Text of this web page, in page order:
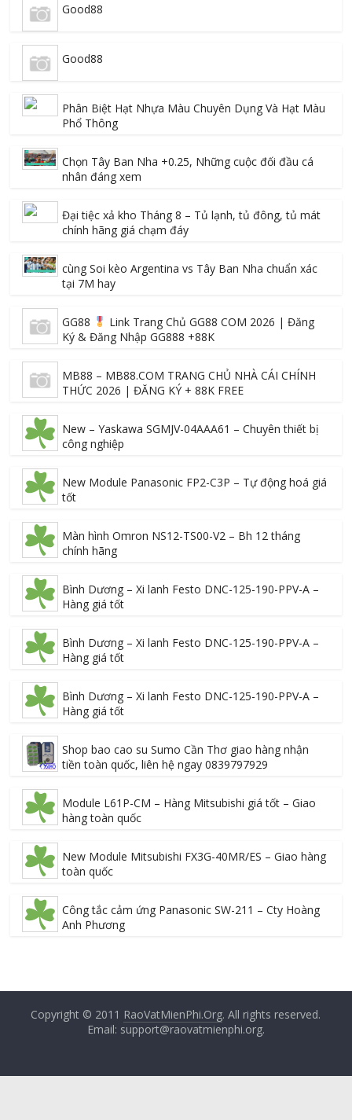
Good88
Good88
Phân Biệt Hạt Nhựa Màu Chuyên Dụng Và Hạt Màu
Phổ Thông
Chọn Tây Ban Nha +0.25, Những cuộc đối đầu cá
nhân đáng xem
Đại tiệc xả kho Tháng 8 – Tủ lạnh, tủ đông, tủ mát
chính hãng giá chạm đáy
cùng Soi kèo Argentina vs Tây Ban Nha chuẩn xác
tại 7M hay
GG88
Link Trang Chủ GG88 COM 2026 | Đăng
Ký & Đăng Nhập GG888 +88K
MB88 – MB88.COM TRANG CHỦ NHÀ CÁI CHÍNH
THỨC 2026 | ĐĂNG KÝ + 88K FREE
New – Yaskawa SGMJV-04AAA61 – Chuyên thiết bị
công nghiệp
New Module Panasonic FP2-C3P – Tự động hoá giá
tốt
Màn hình Omron NS12-TS00-V2 – Bh 12 tháng
chính hãng
Bình Dương – Xi lanh Festo DNC-125-190-PPV-A –
Hàng giá tốt
Bình Dương – Xi lanh Festo DNC-125-190-PPV-A –
Hàng giá tốt
Bình Dương – Xi lanh Festo DNC-125-190-PPV-A –
Hàng giá tốt
Shop bao cao su Sumo Cần Thơ giao hàng nhận
tiền toàn quốc, liên hệ ngay 0839797929
Module L61P-CM – Hàng Mitsubishi giá tốt – Giao
hàng toàn quốc
New Module Mitsubishi FX3G-40MR/ES – Giao hàng
toàn quốc
Công tắc cảm ứng Panasonic SW-211 – Cty Hoàng
Anh Phương
Copyright © 2011 RaoVatMienPhi.Org. All rights reserved.
Email: support@raovatmienphi.org.